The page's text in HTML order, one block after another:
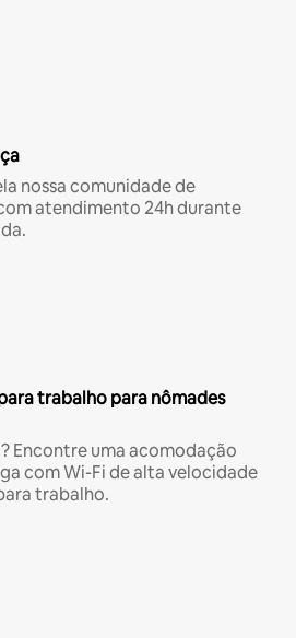
nossa comunidade de
atendimento 24h durante
trabalho para nômades
Encontre uma acomodação
com Wi-Fi de alta velocidade
trabalho.